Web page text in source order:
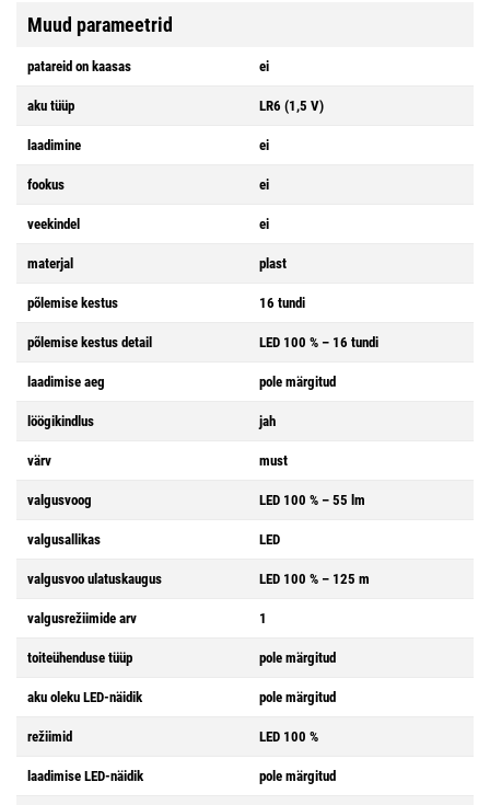
Muud parameetrid
patareid on kaasas ei
aku tüüp LR6 (1,5 V)
laadimine ei
fookus ei
veekindel ei
materjal plast
põlemise kestus 16 tundi
põlemise kestus detail LED 100 % – 16 tundi
laadimise aeg pole märgitud
löögikindlus jah
värv must
valgusvoog LED 100 % – 55 lm
valgusallikas LED
valgusvoo ulatuskaugus LED 100 % – 125 m
valgusrežiimide arv 1
toiteühenduse tüüp pole märgitud
aku oleku LED-näidik pole märgitud
režiimid LED 100 %
laadimise LED-näidik pole märgitud